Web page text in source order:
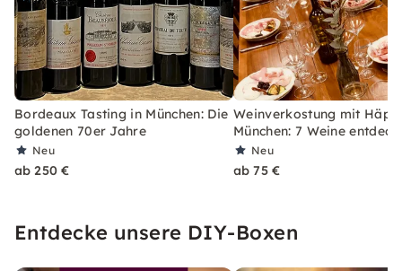
Bordeaux Tasting in München: Die
goldenen 70er Jahre
Neu
ab 250 €
Weinverkostung mit
München: 7 Weine
Neu
ab 75 €
Entdecke unsere DIY-Boxen